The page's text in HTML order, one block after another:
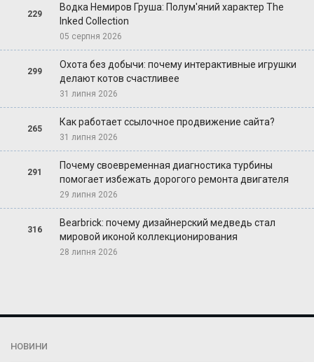
229
Водка Немиров Груша: Полум'яний характер The
Inked Collection
05 серпня 2026
299
Охота без добычи: почему интерактивные игрушки
делают котов счастливее
31 липня 2026
265
Как работает ссылочное продвижение сайта?
31 липня 2026
291
Почему своевременная диагностика турбины
помогает избежать дорогого ремонта двигателя
29 липня 2026
316
Bearbrick: почему дизайнерский медведь стал
мировой иконой коллекционирования
28 липня 2026
НОВИНИ